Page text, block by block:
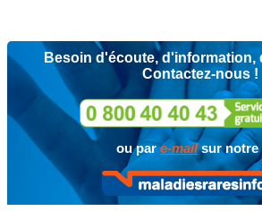
Besoin d'écoute, d'information,
Contactez-nous !
ou pare-mailsur notre